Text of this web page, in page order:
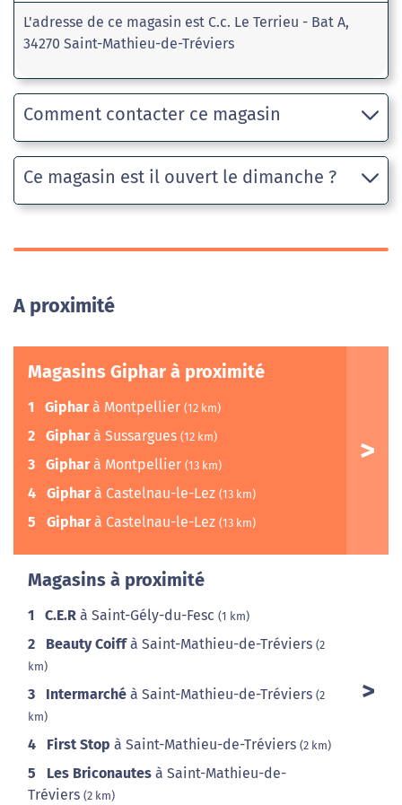
L'adresse de ce magasin est C.c. Le Terrieu - Bat A,
34270 Saint-Mathieu-de-Tréviers
Comment contacter ce magasin
Ce magasin est il ouvert le dimanche ?
A proximité
Magasins Giphar à proximité
1 Gipharà Montpellier (12 km)
2 Gipharà Sussargues (12 km)
3 Gipharà Montpellier (13 km)
4 Gipharà Castelnau-le-Lez (13 km)
5 Gipharà Castelnau-le-Lez (13 km)
Magasins à proximité
1 C.E.R à Saint-Gély-du-Fesc (1 km)
2 Beauty Coiffà Saint-Mathieu-de-Tréviers (2
km)
3 Intermarché à Saint-Mathieu-de-Tréviers (2
km)
4 First Stop à Saint-Mathieu-de-Tréviers (2 km)
5 Les Briconautes à Saint-Mathieu-de-
Tréviers (2 km)